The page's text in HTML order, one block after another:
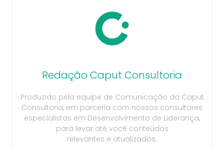
Redação Caput Consultoria
Produzido pela equipe de Comunicação da Caput
Consultoria, em parceria com nossos consultores
especialistas em Desenvolvimento de Liderança,
para levar até você conteúdos
relevantes e atualizados.